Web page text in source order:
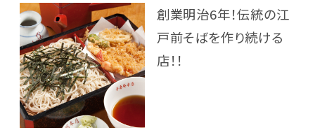
創業明治6年！伝統の江
戸前そばを作り続ける
店！！